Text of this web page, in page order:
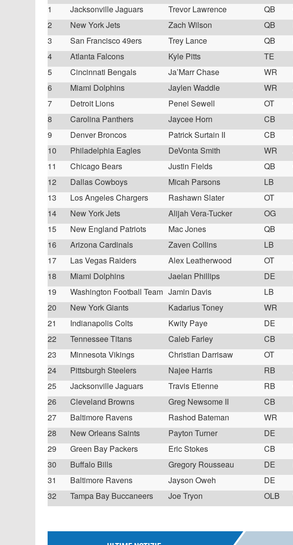
1
Jacksonville Jaguars Trevor Lawrence QB
2
New York Jets Zach Wilson QB
3
San Francisco 49ers Trey Lance QB
4
Atlanta Falcons Kyle Pitts TE
5
Cincinnati Bengals Ja’Marr Chase WR
6
Miami Dolphins Jaylen Waddle WR
7
Detroit Lions Penei Sewell OT
8
Carolina Panthers Jaycee Horn CB
9
Denver Broncos Patrick Surtain II CB
10
Philadelphia Eagles DeVonta Smith WR
11
Chicago Bears Justin Fields QB
12
Dallas Cowboys Micah Parsons LB
13
Los Angeles Chargers Rashawn Slater OT
14
New York Jets Alijah Vera-Tucker OG
15
New England Patriots Mac Jones QB
16
Arizona Cardinals Zaven Collins LB
17
Las Vegas Raiders Alex Leatherwood OT
18
Miami Dolphins Jaelan Phillips DE
19
Washington Football Team Jamin Davis LB
20
New York Giants Kadarius Toney WR
21
Indianapolis Colts Kwity Paye DE
22
Tennessee Titans Caleb Farley CB
23
Minnesota Vikings Christian Darrisaw OT
24
Pittsburgh Steelers Najee Harris RB
25
Jacksonville Jaguars Travis Etienne RB
26
Cleveland Browns Greg Newsome II CB
27
Baltimore Ravens Rashod Bateman WR
28
New Orleans Saints Payton Turner DE
29
Green Bay Packers Eric Stokes CB
30
Buffalo Bills Gregory Rousseau DE
31
Baltimore Ravens Jayson Oweh DE
32
Tampa Bay Buccaneers Joe Tryon OLB